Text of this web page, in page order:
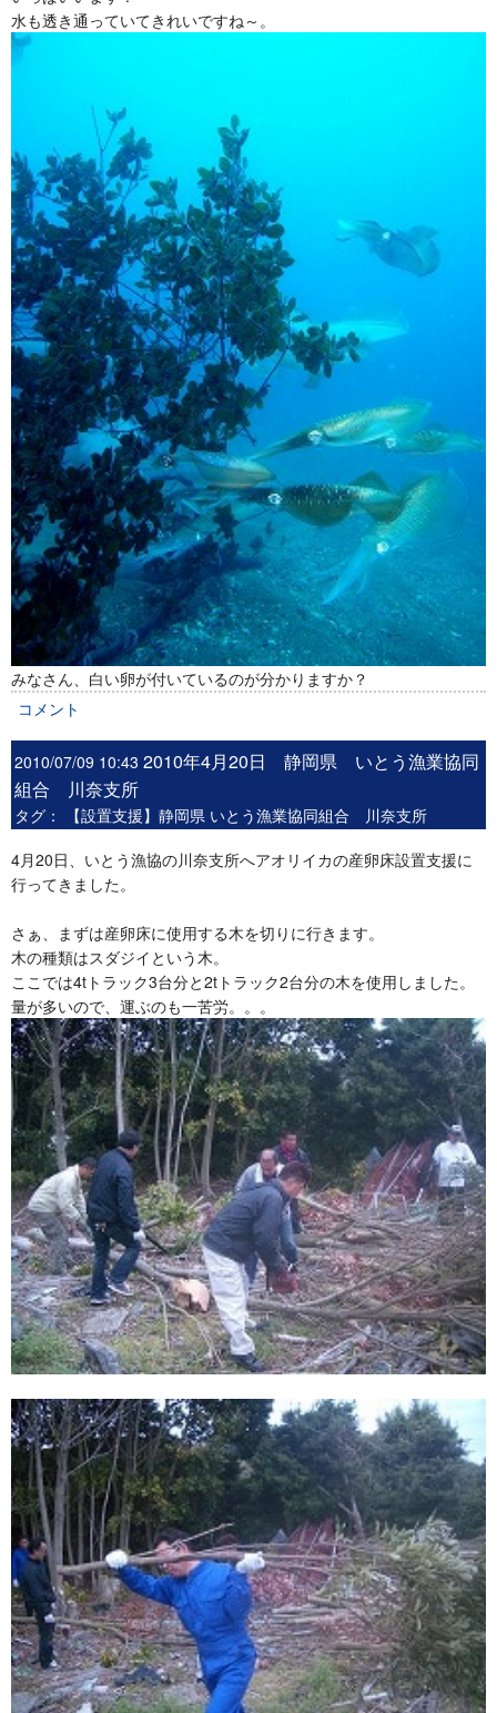
水も透き通っていてきれいですね～。
みなさん、白い卵が付いているのが分かりますか？
コメント
2010/07/09 10:43 2010年4月20日 静岡県 いとう漁業協同
組合 川奈支所
タグ：
【設置支援】静岡県 いとう漁業協同組合 川奈支所
4月20日、いとう漁協の川奈支所へアオリイカの産卵床設置支援に
行ってきました。
さぁ、まずは産卵床に使用する木を切りに行きます。
木の種類はスダジイという木。
ここでは4tトラック3台分と2tトラック2台分の木を使用しました。
量が多いので、運ぶのも一苦労。。。